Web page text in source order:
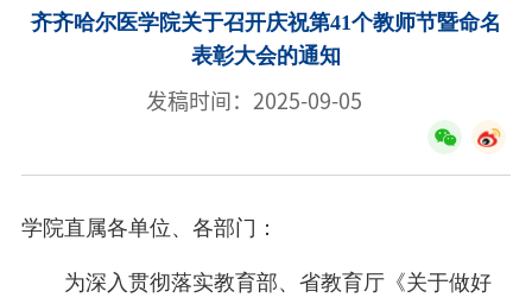
齐齐哈尔医学院关于召开庆祝第41个教师节暨命名
表彰大会的通知
发稿时间：2025-09-05
学院直属各单位、各部门：
为深入贯彻落实教育部、省教育厅《关于做好